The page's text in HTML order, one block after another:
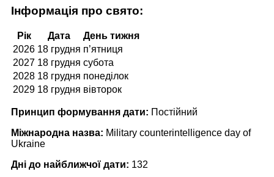
Інформація про свято:
Рік Дата
День тижня
2026 18 грудня п’ятниця
2027 18 грудня субота
2028 18 грудня понеділок
2029 18 грудня вівторок
Принцип формування дати: Постійний
Міжнародна назва: Military counterintelligence day of
Ukraine
Дні до найближчої дати: 132